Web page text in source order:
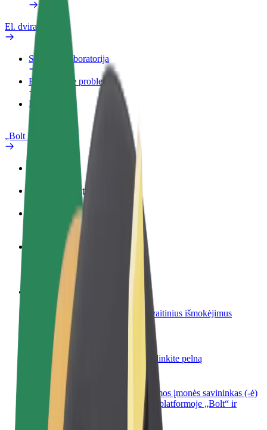
El. dviračiai
Saugumo laboratorija
Pranešti apie problemą
DUK
„Bolt Plus“
Kaip prisijungti
Tapkite vairuotoju (-a)
Užsidirbkite jums patogiu metu
Tapkite kurjeriu (-e)
Pristatinėkite maistą ir gaukite savaitinius išmokėjimus
Pridėti restoraną ar parduotuvę
Pritraukite daugiau klientų ir padidinkite pelną
Registruotis kaip automobilių nuomos įmonės savininkas (-ė)
Užregistruokite savo automobilius platformoje „Bolt“ ir
padidinkite pajamas